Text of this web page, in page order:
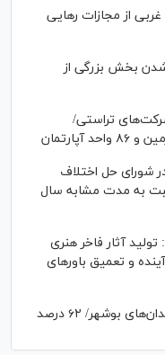
از مجازات رهایی
شدن بخش بزرگی از
شرکت‌های تراستی/
در شورای حل اختلاف
به مدت مشابه سال
آثار فاخر هنری
و تعمیق باور‌های
کاهش ۱۰ درصدی جمعیت کیفری زندان‌های بوشهر/ ۶۲ درصد